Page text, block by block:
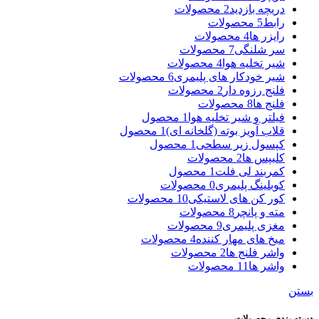
دریچه بازدید2 محصولات
رابط5 محصولات
رایزر ها4 محصولات
سر شلنگی7 محصولات
شیر تخلیه هوا 4 محصولات
شیر خودکار های پلیمری6 محصولات
فلنج رزوه دار 2 محصولات
فلنج ها8 محصولات
فیلتر و شیر تخلیه هوا 1 محصول
قلاب آویز بوته (گلخانه ای)1 محصول
کپسول زیر سطحی 1 محصول
کلیپس ها2 محصولات
کمربند لی فلت 1 محصول
کوبلینگ پلیمری0 محصولات
کور کن های لاستیکی10 محصولات
مته و پانچر 8 محصولات
مغزی پلیمری9 محصولات
میخ های مهار کننده4 محصولات
واشر فلنج ها2 محصولات
واشر ها 11 محصولات
بستن